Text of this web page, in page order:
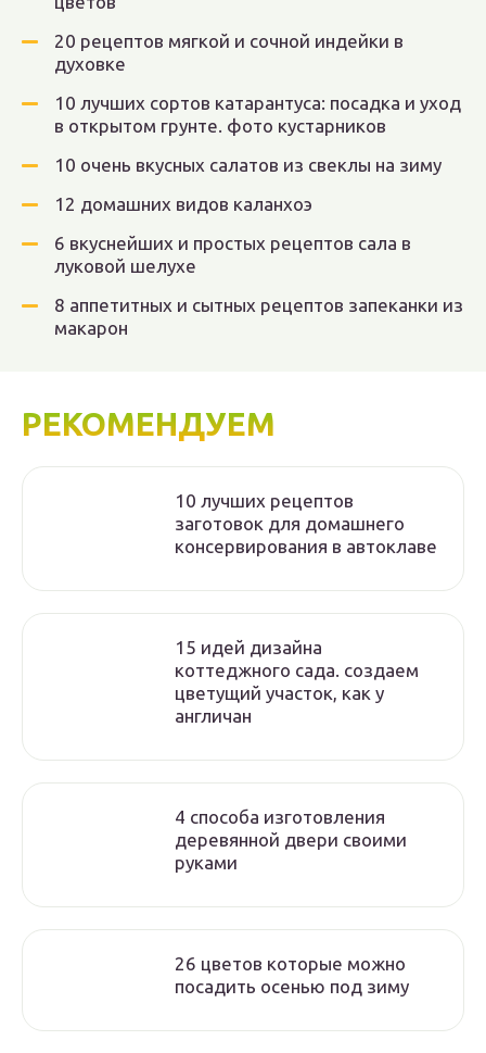
20 рецептов мягкой и сочной индейки в
духовке
10 лучших сортов катарантуса: посадка и уход
в открытом грунте. фото кустарников
10 очень вкусных салатов из свеклы на зиму
12 домашних видов каланхоэ
6 вкуснейших и простых рецептов сала в
луковой шелухе
8 аппетитных и сытных рецептов запеканки из
макарон
РЕКОМЕНДУЕМ
10 лучших рецептов
заготовок для домашнего
консервирования в автоклаве
15 идей дизайна
коттеджного сада. создаем
цветущий участок, как у
англичан
4 способа изготовления
деревянной двери своими
руками
26 цветов которые можно
посадить осенью под зиму